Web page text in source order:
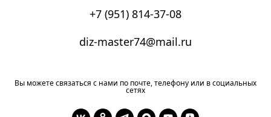
+7 (951) 814-37-08
diz-master74@mail.ru
Вы можете связаться с нами по почте, телефону или в социальных
сетях